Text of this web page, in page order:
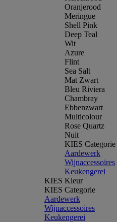
Oranjerood
Meringue
Shell Pink
Deep Teal
Wit
Azure
Flint
Sea Salt
Mat Zwart
Bleu Riviera
Chambray
Ebbenzwart
Multicolour
Rose Quartz
Nuit
KIES Categorie
Aardewerk
Wijnaccessoires
Keukengerei
KIES Kleur
KIES Categorie
Aardewerk
Wijnaccessoires
Keukengerei